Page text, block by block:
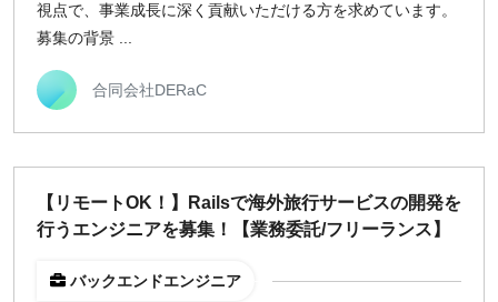
名古屋
京都
1,500円 以上
視点で、事業成長に深く貢献いただける方を求めています。
募集の背景 ...
合同会社DERaC
【リモートOK！】Railsで海外旅行サービスの開発を
行うエンジニアを募集！【業務委託/フリーランス】
バックエンドエンジニア